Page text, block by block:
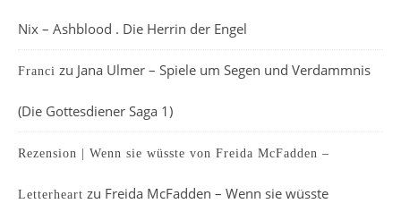
Nix – Ashblood . Die Herrin der Engel
Franci zu Jana Ulmer – Spiele um Segen und Verdammnis
(Die Gottesdiener Saga 1)
Rezension | Wenn sie wüsste von Freida McFadden –
Letterheart zu Freida McFadden – Wenn sie wüsste